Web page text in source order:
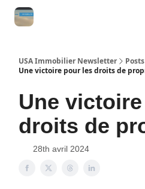
USA Immobilier Newsletter
Posts
Une victoire pour les droits de
Une
droits de
28th avril 2024